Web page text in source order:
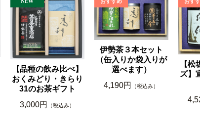
【品種の飲み比べ】
おくみどり・きらり
31のお茶ギフト
3,000円
（税込み）
伊勢茶３本セット
（缶入りか袋入りが
選べます）
4,190円
（税込み）
【
ズ】